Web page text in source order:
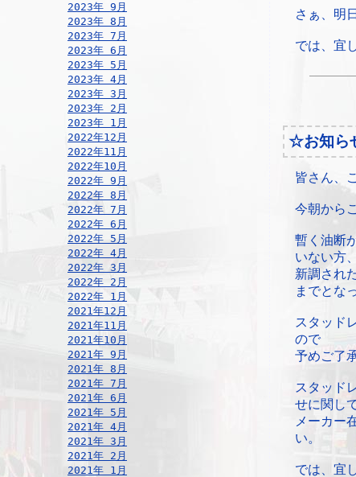
2023年 9月
2023年 8月
2023年 7月
2023年 6月
2023年 5月
2023年 4月
2023年 3月
2023年 2月
2023年 1月
2022年12月
2022年11月
2022年10月
2022年 9月
2022年 8月
2022年 7月
2022年 6月
2022年 5月
2022年 4月
2022年 3月
2022年 2月
2022年 1月
2021年12月
2021年11月
2021年10月
2021年 9月
2021年 8月
2021年 7月
2021年 6月
2021年 5月
2021年 4月
2021年 3月
2021年 2月
2021年 1月
さぁ、明
では、宜
☆お知ら
皆さん、
今朝から
暫く油断
いない方、
新調され
までとな
スタッド
ので
予めご了
スタッド
せに関し
メーカー
い。
では、宜